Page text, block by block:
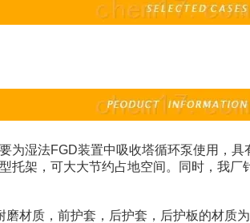
为湿法FGD装置中吸收塔循环泵使用，具
托架，可大大节约占地空间。同时，我厂
材质，前护套，后护套，后护板的材质